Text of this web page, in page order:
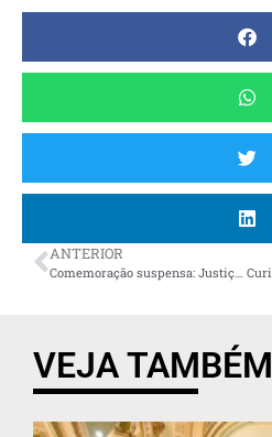
ANTERIOR
Comemoração suspensa: Justiça Eleitoral cassa candidatura de prefeito reeleito de Morretes
VEJA TAMBÉM